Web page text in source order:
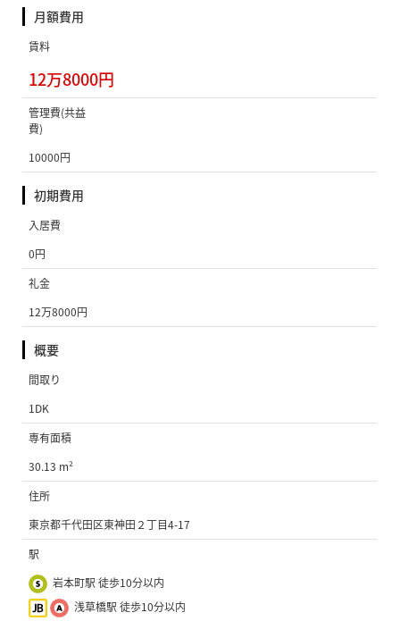
月額費用
賃料
12万8000円
管理費(共益
費)
10000円
初期費用
入居費
0円
礼金
12万8000円
概要
間取り
1DK
専有面積
30.13 m²
住所
東京都千代田区東神田２丁目4-17
駅
岩本町駅 徒歩10分以内
浅草橋駅 徒歩10分以内